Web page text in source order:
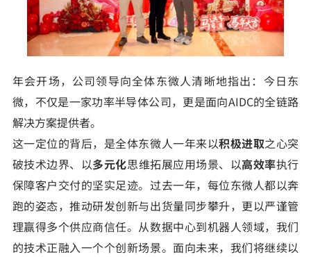
年会开场，公司领导向全体东微人清晰地指出：今日东
微，不仅是一家功率半导体公司，更是面向AIDC的全链路
解决方案提供者。
这一定位的背后，是全体东微人一年来以积极进取之心突
破技术边界、以多元化思维拓展应用场景、以高效率执行
保障客户交付的坚实足迹。过去一年，每位东微人都以奔
跑的姿态，推动研发创新与出货量同步攀升，更以严谨管
理赢得多个供应商信任。从数据中心到机器人领域，我们
的技术正融入一个个创新场景。面向未来，我们将继续以